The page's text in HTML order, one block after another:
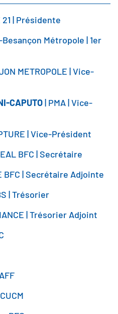
21 | Présidente
Besançon Métropole | 1er
METROPOLE | Vice-
CAPUTO| PMA | Vice-
| Vice-Président
BFC | Secrétaire
BFC | Secrétaire Adjointe
| Trésorier
| Trésorier Adjoint